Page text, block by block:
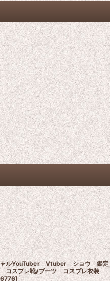
ャルYouTuber Vtuber ショウ 鑑定
コスプレ靴/ブーツ コスプレ衣装
]